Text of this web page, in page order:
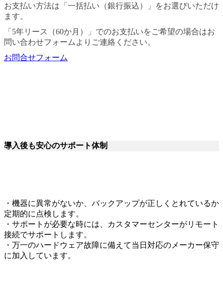
お支払い方法は「一括払い（銀行振込）」をお選びいただけ
ます。
「5年リース（60か月）」でのお支払いをご希望の場合はお
問い合わせフォームよりご連絡ください。
お問合せフォーム
導入後も安心のサポート体制
・機器に異常がないか、バックアップが正しくとれているか
定期的に点検します。
・サポートが必要な時には、カスタマーセンターがリモート
接続でサポートします。
・万一のハードウェア故障に備えて当日対応のメーカー保守
に加入しています。